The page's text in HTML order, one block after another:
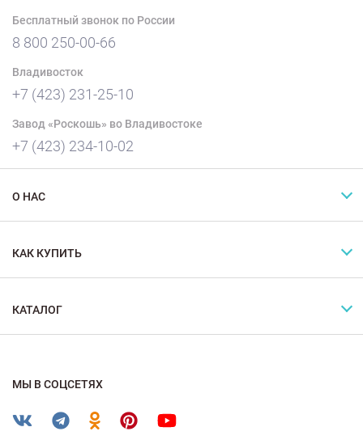
Бесплатный звонок по России
8 800 250-00-66
Владивосток
+7 (423) 231-25-10
Завод «Роскошь» во Владивостоке
+7 (423) 234-10-02
О НАС
КАК КУПИТЬ
КАТАЛОГ
МЫ В СОЦСЕТЯХ